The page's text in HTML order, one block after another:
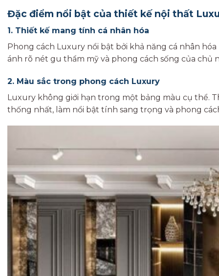
Đặc điểm nổi bật của thiết kế nội thất
1. Thiết kế mang tính cá nhân hóa
Phong cách Luxury nổi bật bởi khả năng cá nhân
ánh rõ nét gu thẩm mỹ và phong cách sống của chủ
2. Màu sắc trong phong cách Luxury
Luxury không giới hạn trong một bảng màu cụ thể.
thống nhất, làm nổi bật tính sang trọng và phong